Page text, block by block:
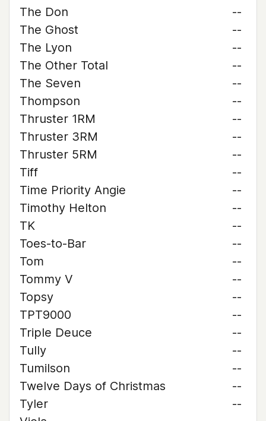
The Don
--
The Ghost
--
The Lyon
--
The Other Total
--
The Seven
--
Thompson
--
Thruster 1RM
--
Thruster 3RM
--
Thruster 5RM
--
Tiff
--
Time Priority Angie
--
Timothy Helton
--
TK
--
Toes-to-Bar
--
Tom
--
Tommy V
--
Topsy
--
TPT9000
--
Triple Deuce
--
Tully
--
Tumilson
--
Twelve Days of Christmas
--
Tyler
--